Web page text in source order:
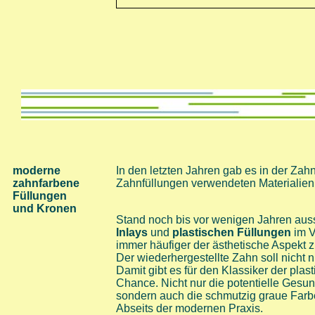
moderne
zahnfarbene
Füllungen
und Kronen
In den letzten Jahren gab es in der
Zahnfüllungen verwendeten
Stand noch bis vor wenigen Jahren
Inlays und plastischen Füllungen im
immer häufiger der ästhetische Aspekt
Der wiederhergestellte Zahn soll nicht
Damit gibt es für den Klassiker der
Chance. Nicht nur die potentielle
sondern auch die schmutzig graue
Abseits der modernen Praxis.